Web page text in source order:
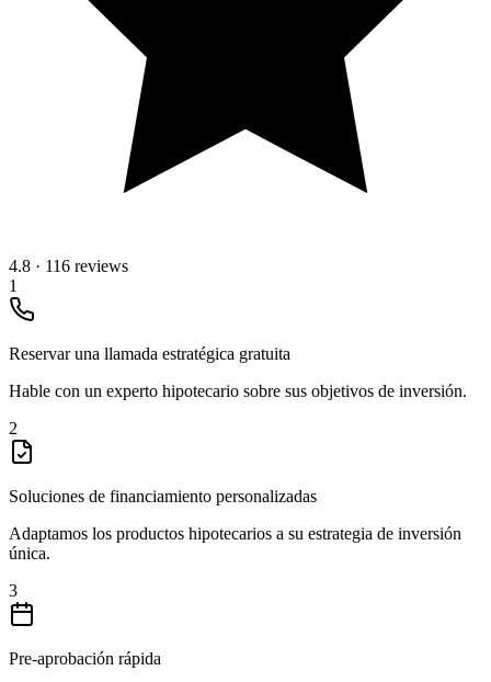
4.8 · 116 reviews
1
Reservar una llamada estratégica gratuita
Hable con un experto hipotecario sobre sus objetivos de inversión.
2
Soluciones de financiamiento personalizadas
Adaptamos los productos hipotecarios a su estrategia de inversión
única.
3
Pre-aprobación rápida